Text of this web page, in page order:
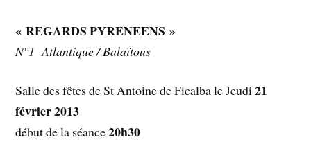
« REGARDS PYRENEENS »
N°1 Atlantique / Balaïtous
Salle des fêtes de St Antoine de Ficalba le Jeudi21
février 2013
début de la séance20h30